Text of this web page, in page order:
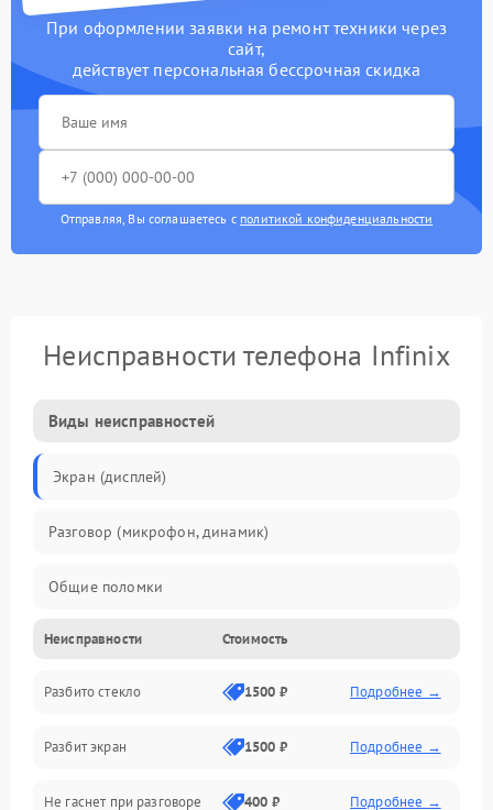
При оформлении заявки на ремонт техники через
сайт,
действует персональная бессрочная скидка
Отправляя, Вы соглашаетесь с политикой конфиденциальности
Неисправности телефона Infinix
Виды неисправностей
Экран (дисплей)
Разговор (микрофон, динамик)
Общие поломки
Проблемы связи
Камеры
Проблемы с дисплеем и сенсором
Неисправности Стоимость
Разбито стекло 1500 ₽ Подробнее →
Разбит экран 1500 ₽ Подробнее →
Не гаснет при разговоре 400 ₽ Подробнее →